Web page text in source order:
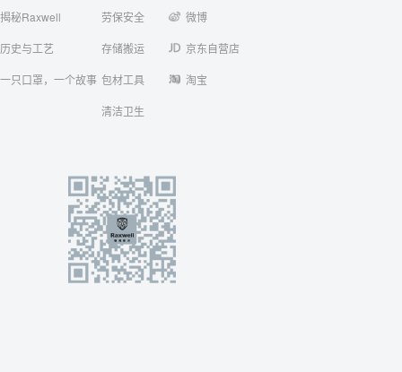
揭秘Raxwell
历史与工艺
一只口罩，一个故事
劳保安全
存储搬运
包材工具
清洁卫生
微博
京东自营店
淘宝